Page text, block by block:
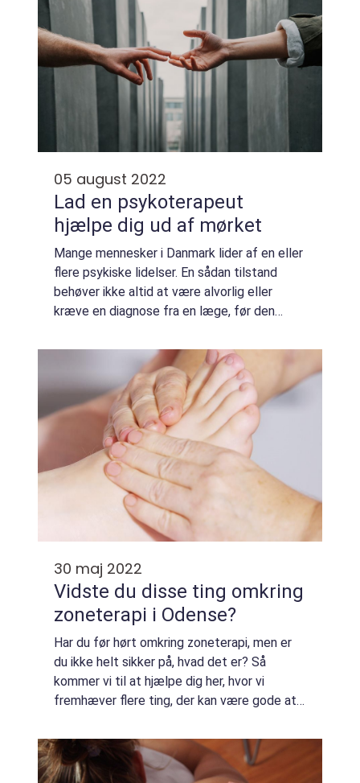
05 august 2022
Lad en psykoterapeut
hjælpe dig ud af mørket
Mange mennesker i Danmark lider af en eller
flere psykiske lidelser. En sådan tilstand
behøver ikke altid at være alvorlig eller
kræve en diagnose fra en læge, før den
Som følge heraf vælger mange personer...
30 maj 2022
Vidste du disse ting omkring
zoneterapi i Odense?
Har du før hørt omkring zoneterapi, men er
du ikke helt sikker på, hvad det er? Så
kommer vi til at hjælpe dig her, hvor vi
fremhæver flere ting, der kan være gode at
Odense Behandlingsformen har været br...